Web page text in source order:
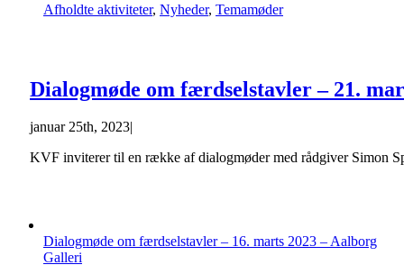
Afholdte aktiviteter, Nyheder, Temamøder
Dialogmøde om færdselstavler – 21.
januar 25th, 2023|
KVF inviterer til en række af dialogmøder med rådgiver Simon
Dialogmøde om færdselstavler – 16. marts 2023 – Aalborg
Galleri